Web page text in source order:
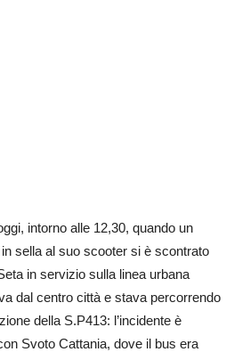
intorno alle 12,30, quando un
sella al suo scooter si è scontrato
in servizio sulla linea urbana
dal centro città e stava percorrendo
della S.P413: l’incidente è
Svoto Cattania, dove il bus era